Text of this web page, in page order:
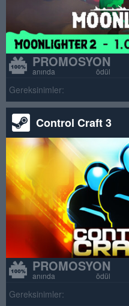
PROMOSYON
anında ödül
Gereksinimler:
Control Craft 3
PROMOSYON
anında ödül
Gereksinimler: